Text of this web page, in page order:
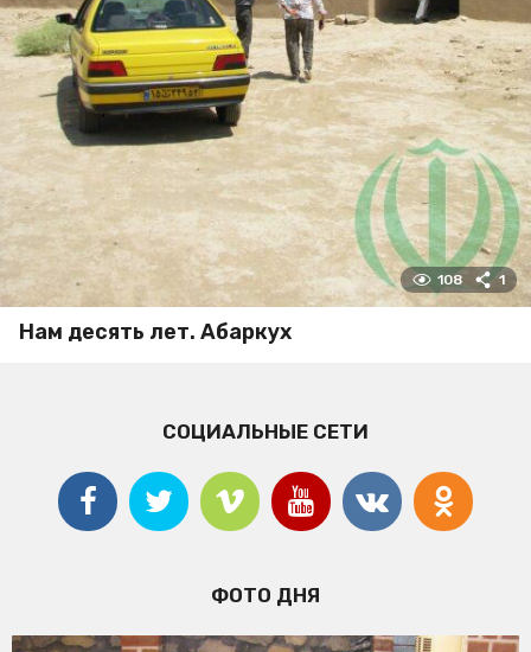
108 1
Нам десять лет. Абаркух
СОЦИАЛЬНЫЕ СЕТИ
ФОТО ДНЯ